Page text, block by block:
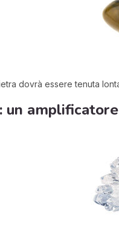
dovrà essere tenuta